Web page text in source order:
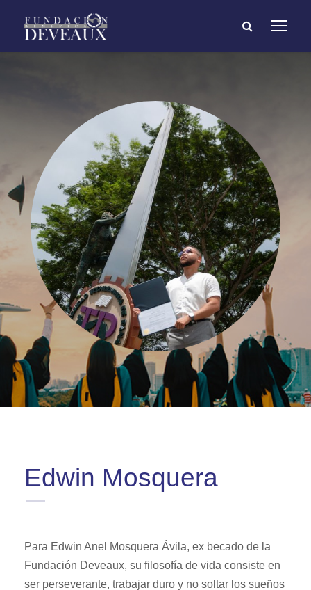
Edwin Mosquera
Para Edwin Anel Mosquera Ávila, ex becado de la
Fundación Deveaux, su filosofía de vida consiste en
ser perseverante, trabajar duro y no soltar los sueños